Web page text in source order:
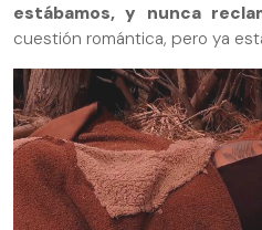
estábamos, y nunca
cuestión romántica, pero ya